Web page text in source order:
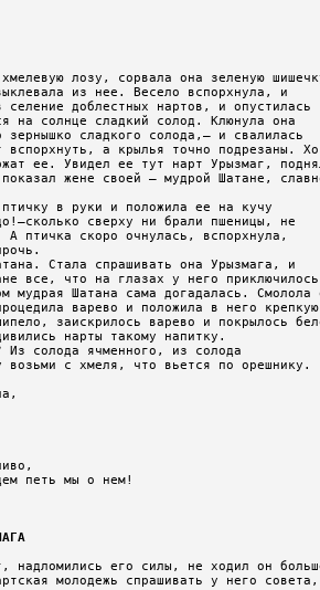
лозу, сорвала она зеленую
из нее. Весело вспорхнула, и
селение доблестных нартов, и опустилась
на солнце сладкий солод. Клюнула она
зернышко сладкого солода,– и свалилась
вспорхнуть, а крылья точно подрезаны.
ее. Увидел ее тут нарт Урызмаг,
жене своей – мудрой Шатане,
в руки и положила ее на кучу
сверху ни брали пшеницы, не
А птичка скоро очнулась, вспорхнула,
Стала спрашивать она Урызмага, и
все, что на глазах у него
мудрая Шатана сама догадалась. Смолола
варево и положила в него крепкую
заискрилось варево и покрылось
нарты такому напитку.
Из солода ячменного, из солода
возьми с хмеля, что вьется по орешнику.
петь мы о нем!
надломились его силы, не ходил он
молодежь спрашивать у него